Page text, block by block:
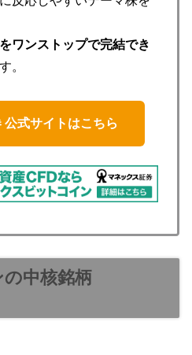
ワンストップで完結でき
。
公式サイトはこちら
の中核銘柄